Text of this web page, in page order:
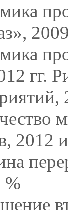
гг.
2012
%